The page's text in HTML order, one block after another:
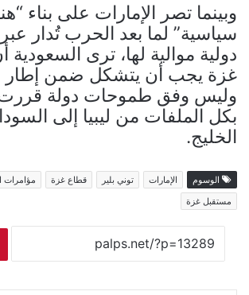
وبينما تصر الإمارات على بناء
سياسية” لما بعد الحرب تُدار
دولية موالية لها، ترى
غزة يجب أن يتشكل ضمن إطار
وليس وفق طموحات دولة قررت
بكل الملفات من ليبيا إلى
الخليج.
الوسوم الإمارات توني بلير قطاع غزة
مؤامرات
مستقبل غزة